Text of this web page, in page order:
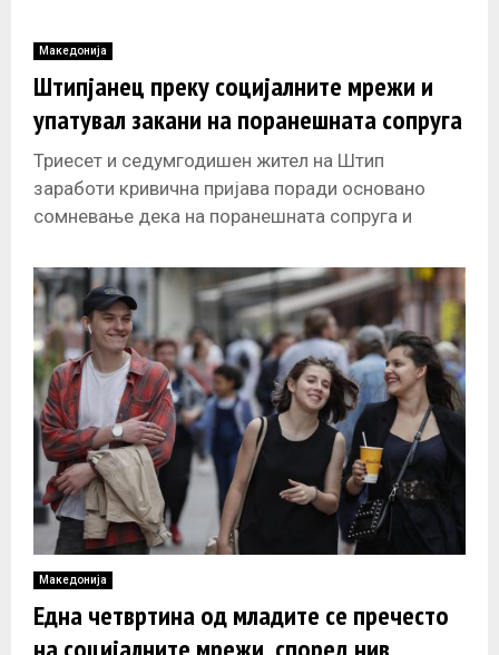
Македонија
Штипјанец преку социјалните мрежи и
упатувал закани на поранешната сопруга
Триесет и седумгодишен жител на Штип
заработи кривична пријава поради основано
сомневање дека на поранешната сопруга и
Штип поднесе
Македонија
Една четвртина од младите се пречесто